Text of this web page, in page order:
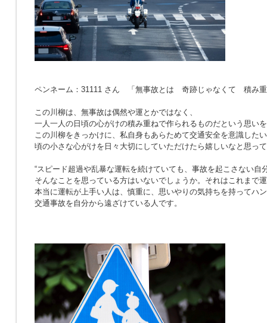
ペンネーム：31111 さん 「無事故とは 奇跡じゃなくて 積み
この川柳は、無事故は偶然や運とかではなく、
一人一人の日頃の心がけの積み重ねで作られるものだという思い
この川柳をきっかけに、私自身もあらためて交通安全を意識した
頃の小さな心がけを日々大切にしていただけたら嬉しいなと思っ
“スピード超過や乱暴な運転を続けていても、事故を起こさない自
そんなことを思っている方はいないでしょうか。それはこれまで
本当に運転が上手い人は、慎重に、思いやりの気持ちを持ってハ
交通事故を自分から遠ざけている人です。